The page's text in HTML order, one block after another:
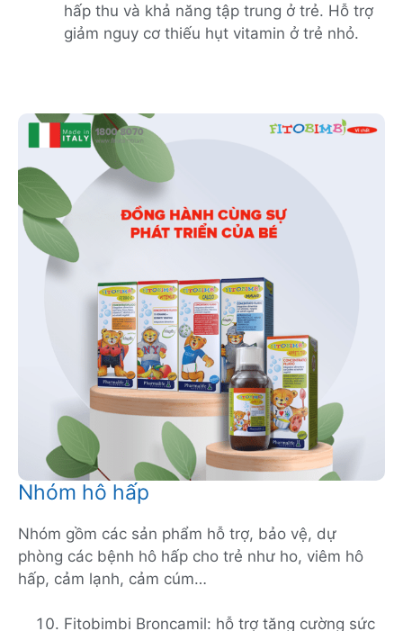
hấp thu và khả năng tập trung ở trẻ. Hỗ trợ
giảm nguy cơ thiếu hụt vitamin ở trẻ nhỏ.
Nhóm hô hấp
Nhóm gồm các sản phẩm hỗ trợ, bảo vệ, dự
phòng các bệnh hô hấp cho trẻ như ho, viêm hô
hấp, cảm lạnh, cảm cúm…
Fitobimbi Broncamil: hỗ trợ tăng cường sức